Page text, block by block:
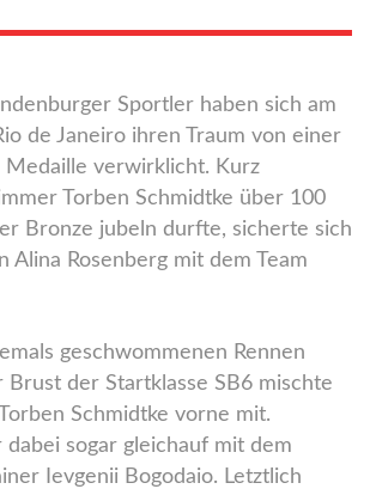
Sportler haben sich am
de Janeiro ihren Traum von einer
Medaille verwirklicht. Kurz
Torben Schmidtke über 100
Bronze jubeln durfte, sicherte sich
Alina Rosenberg mit dem Team
geschwommenen Rennen
der Startklasse SB6 mischte
Schmidtke vorne mit.
sogar gleichauf mit dem
Ievgenii Bogodaio. Letztlich